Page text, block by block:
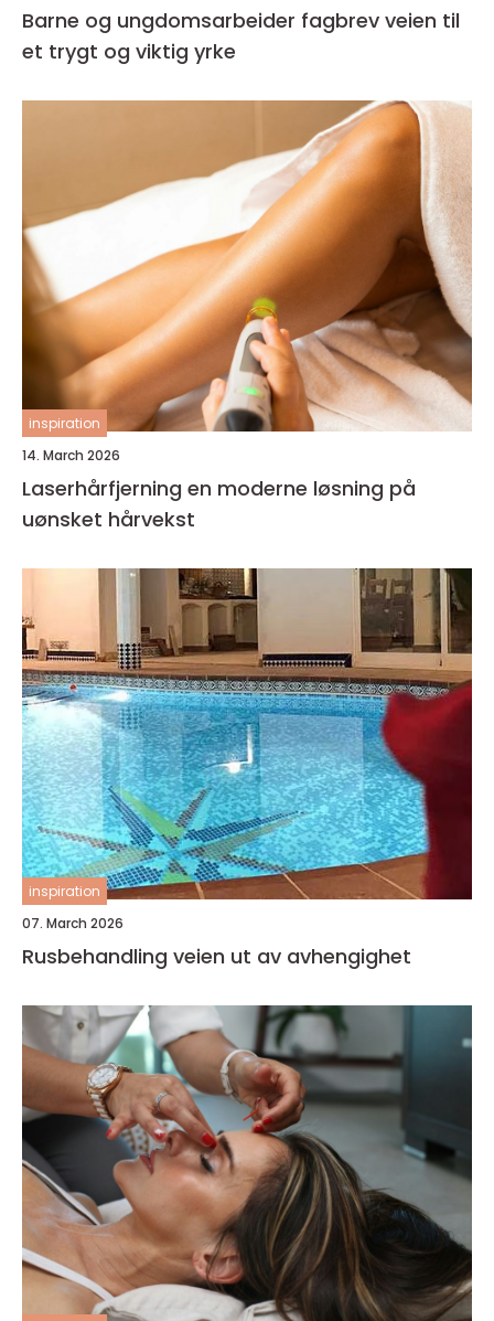
Barne og ungdomsarbeider fagbrev veien til
et trygt og viktig yrke
inspiration
14. March 2026
Laserhårfjerning en moderne løsning på
uønsket hårvekst
inspiration
07. March 2026
Rusbehandling veien ut av avhengighet